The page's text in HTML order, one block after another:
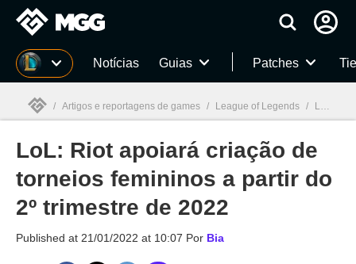
Millenium Notícias Guias Patches
Millenium
/ Artigos e reportagens de games / League of Legends / LoL: Riot apoiará criação de torneios femininos a partir do 2º trimestre de 2022
LoL: Riot apoiará criação de
torneios femininos a partir do
2º trimestre de 2022
Published at 21/01/2022 at 10:07 Por Bia